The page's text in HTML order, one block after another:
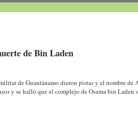
de Bin Laden
de Guantánamo dieron pistas y el nombre
y se halló que el complejo de Osama bin